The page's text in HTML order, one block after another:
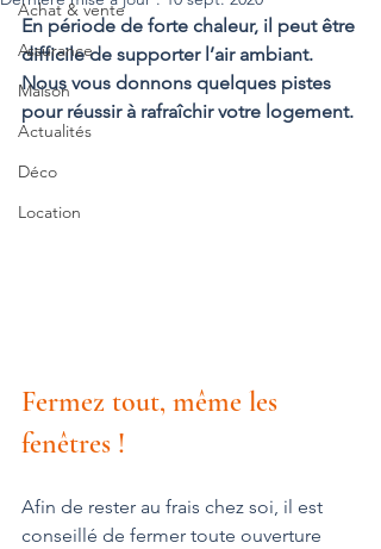
Achat & vente
Assurance
Maison
Actualités
Déco
Location
En période de forte chaleur, il peut être
difficile de supporter l’air ambiant.
Nous vous donnons quelques pistes
pour réussir à rafraîchir votre logement.
Fermez tout, même les
fenêtres !
Afin de rester au frais chez soi, il est
conseillé de fermer toute ouverture